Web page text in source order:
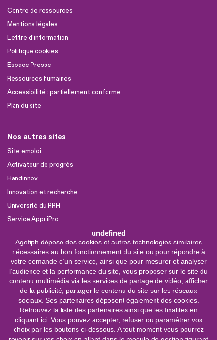
undefined
Agefiph dépose des cookies et autres technologies similaires
nécessaires au bon fonctionnement du site ou pour répondre à
votre demande d’un service, ainsi que pour mesurer et analyser
l’audience et la performance du site, vous proposer sur le site du
contenu multimédia via les services de partage de vidéo, afficher
de la publicité, partager le contenu du site sur les réseaux
sociaux. Ses partenaires déposent également des cookies.
Retrouvez la liste des partenaires ainsi que les finalités en
cliquant ici. Vous pouvez accepter, refuser ou paramétrer vos
choix par les boutons ci-dessous. A tout moment vous pourrez
Centre de ressources
Mentions légales
Lettre d'information
Politique cookies
Espace Presse
Ressources humaines
Accessibilité : partiellement conforme
Plan du site
Nos autres sites
Site emploi
Activateur de progrès
Handinnov
Innovation et recherche
Université du RRH
Service AppuiPro
Nous suivre
Youtube
Linkedin
Facebook
0 800 11 10 09
Service &